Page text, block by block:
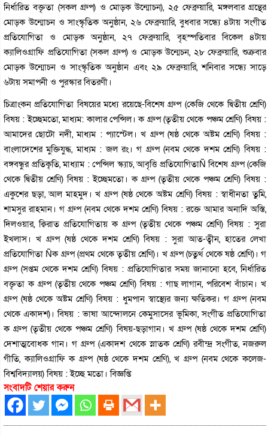
নির্ধারিত বক্তৃতা (সকল গ্রুপ) ও মোড়ক উন্মোচন), ২৫ ফেব্রুয়ারি, মঙ্গলবার গ্রন্থের
মোড়ক উন্মোচন ও সাংস্কৃতিক অনুষ্ঠান, ২৬ ফেব্রুয়ারি, বুধবার সন্ধ্যে ৪টায় সংগীত
প্রতিযোগিতা ও মোড়ক অনুষ্ঠান, ২৭ ফেব্রুয়ারি, বৃহস্পতিবার বিকেল ৪টায়
ক্যালিওগ্রাফি প্রতিযোগিতা (সকল গ্রুপ) ও মোড়ক উন্মেচন, ২৮ ফেব্রুয়ারি, শুক্রবার
মোড়ক উন্মোচন ও সাংস্কৃতিক অনুষ্ঠান এবং ২৯ ফেব্রুয়ারি, শনিবার সন্ধ্যে সাড়ে
৬টায় সমাপনী ও পুরস্কার বিতরণী।
চিত্রাংকন প্রতিযোগিতা বিষয়ের মধ্যে রয়েছে-বিশেষ গ্রুপ (কেজি থেকে দ্বিতীয় শ্রেণি)
বিষয় : ইচ্ছেমতো, মাধ্যম: কালার পেন্সিল। ক গ্রুপ (তৃতীয় থেকে পঞ্চম শ্রেণি) বিষয় :
আমাদের ছোটো নদী, মাধ্যম : প্যাস্টেল। খ গ্রুপ (ষষ্ঠ থেকে অষ্টম শ্রেণি) বিষয় :
বাংলাদেশের মুক্তিযুদ্ধ, মাধ্যম : জল রং। গ গ্রুপ (নবম থেকে দশম শ্রেণি) বিষয় :
বঙ্গবন্ধুর প্রতিকৃতি, মাধ্যাম : পেন্সিল স্ক্যাচ, আবৃত্তি প্রতিযোগিতাÑ বিশেষ গ্রুপ (কেজি
থেকে দ্বিতীয় শ্রেণি) বিষয় : ইচ্ছেমতো। ক গ্রুপ (তৃতীয় থেকে পঞ্চম শ্রেণি) বিষয় :
একুশের ছড়া, আল মাহমুদ। খ গ্রুপ (ষষ্ঠ থেকে অষ্টম শ্রেণি) বিষয় : স্বাধীনতা তুমি,
শামসুর রাহমান। গ গ্রুপ (নবম থেকে দশম শ্রেণি) বিষয় : রক্তে আমার অনাদি অস্তি,
দিলওয়ার, ক্বিরাত প্রতিযোগিতায় ক গ্রুপ (তৃতীয় থেকে পঞ্চম শ্রেণি) বিষয় : সুরা
ইখলাস। খ গ্রুপ (ষষ্ঠ থেকে দশম শ্রেণি) বিষয় : সুরা আত-ত্বীন, হাতের লেখা
প্রতিযোগিতা Ñক গ্রুপ (প্রথম থেকে তৃতীয় শ্রেণি)। খ গ্রুপ (চতুর্থ থেকে ষষ্ঠ শ্রেণি)। গ
গ্রুপ (সপ্তম থেকে দশম শ্রেণি) বিষয় : প্রতিযোগিতার সময় জানানো হবে, নির্ধারিত
বক্তৃতা ক গ্রুপ (তৃতীয় থেকে পঞ্চম শ্রেণি) বিষয় : গাছ লাগান, পরিবেশ বাঁচান। খ
গ্রুপ (ষষ্ঠ থেকে অষ্টম শ্রেণি) বিষয় : ধুমপান স্বাস্থ্যের জন্য ক্ষতিকর। গ গ্রুপ (নবম
থেকে একাদশ)। বিষয় : ভাষা আন্দোলনে কেমুসাসের ভূমিকা, সংগীত প্রতিযোগিতা
ক গ্রুপ (তৃতীয় থেকে পঞ্চম শ্রেণি) বিষয়-ছড়াগান। খ গ্রুপ (ষষ্ঠ থেকে দশম শ্রেণি)
দেশাত্মবোধক গান। গ গ্রুপ (একাদশ থেকে স্নাতক শ্রেণি) রবীন্দ্র সংগীত, নজরুল
গীতি, ক্যালিওগ্রাফি ক গ্রুপ (ষষ্ঠ থেকে দশম শ্রেণি), খ গ্রুপ (নবম থেকে কলেজ-
বিশ্ববিদ্যালয়) বিষয় : ইচ্ছে মতো। বিজ্ঞপ্তি
সংবাদটি শেয়ার করুন